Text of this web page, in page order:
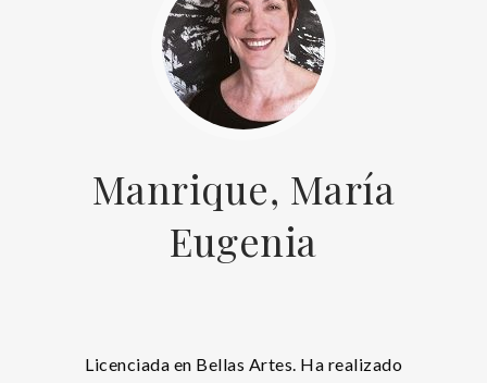
Manrique, María
Eugenia
Licenciada en Bellas Artes. Ha realizado